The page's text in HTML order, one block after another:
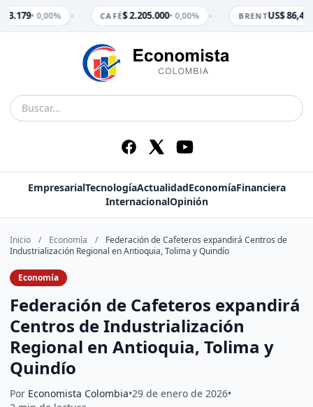
3.179• 0,00% CAFÉ$ 2.205.000• 0,00% BRENTUS$ 86,47
EmpresarialTecnologíaActualidadEconomíaFinanciera
InternacionalOpinión
Inicio / Economía /
Federación de Cafeteros expandirá Centros de
Industrialización Regional en Antioquia, Tolima y Quindío
Economía
Federación de Cafeteros expandirá
Centros de Industrialización
Regional en Antioquia, Tolima y
Quindío
Por Economista Colombia•29 de enero de 2026•